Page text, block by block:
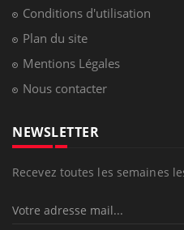
Conditions d'utilisation
Plan du site
Mentions Légales
Nous contacter
NEWSLETTER
Recevez toutes les semaines